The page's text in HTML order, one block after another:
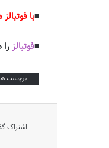
◾️با
◾️فوتبالز
برچسب ها
اشتراک